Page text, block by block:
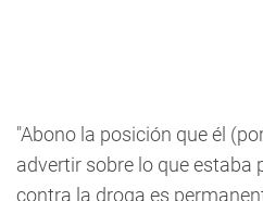
"Abono la posición que él
advertir sobre lo que estaba
contra la droga es